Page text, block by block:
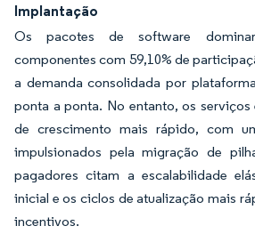
Implantação
Os pacotes de software
componentes com 59,10% de
a demanda consolidada por
ponta a ponta. No entanto, os
de crescimento mais rápido, com
impulsionados pela migração de
pagadores citam a escalabilidade
inicial e os ciclos de atualização mais
incentivos.